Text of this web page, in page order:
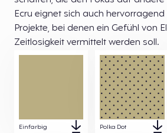
Ecru eignet sich auch
Projekte, bei denen ein Gefühl von
Zeitlosigkeit vermittelt werden soll.
Einfarbig Polka Dot